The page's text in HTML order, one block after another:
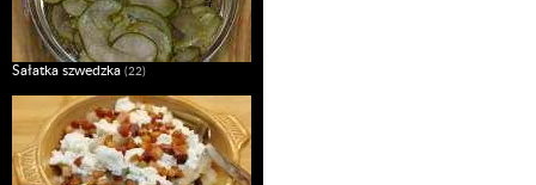
Sałatka szwedzka (22)